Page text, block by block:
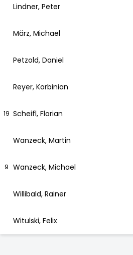
Lindner, Peter
März, Michael
Petzold, Daniel
Reyer, Korbinian
19 Scheifl, Florian
Wanzeck, Martin
9 Wanzeck, Michael
Willibald, Rainer
Witulski, Felix